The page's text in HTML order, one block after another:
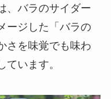
、バラのサイダー
ージした「バラの
さを味覚でも味わ
ています。